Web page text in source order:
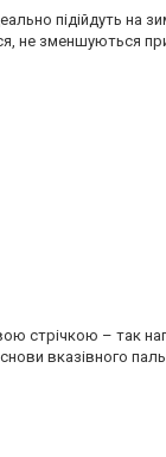
підійдуть
не зменшуються
стрічкою – так
вказівного